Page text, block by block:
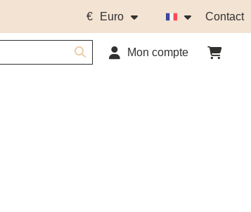
€ Euro Contact
Mon compte